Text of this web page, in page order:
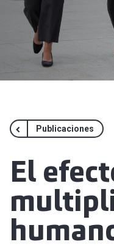
Publicaciones
El